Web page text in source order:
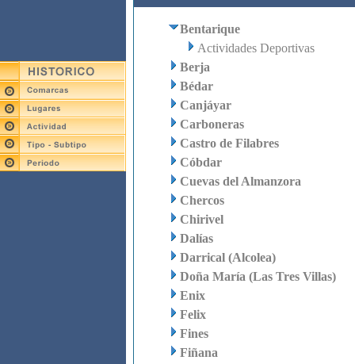
Bentarique
Actividades Deportivas
Berja
Bédar
Canjáyar
Carboneras
Castro de Filabres
Cóbdar
Cuevas del Almanzora
Chercos
Chirivel
Dalías
Darrical (Alcolea)
Doña María (Las Tres Villas)
Enix
Felix
Fines
Fiñana